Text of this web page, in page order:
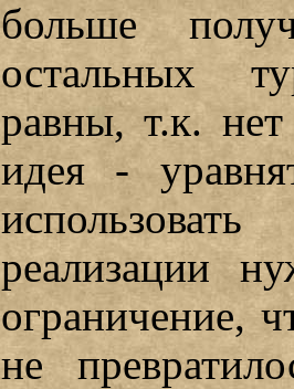
больше
остальных
равны, т.к.
идея -
реализации
ограничение,
не